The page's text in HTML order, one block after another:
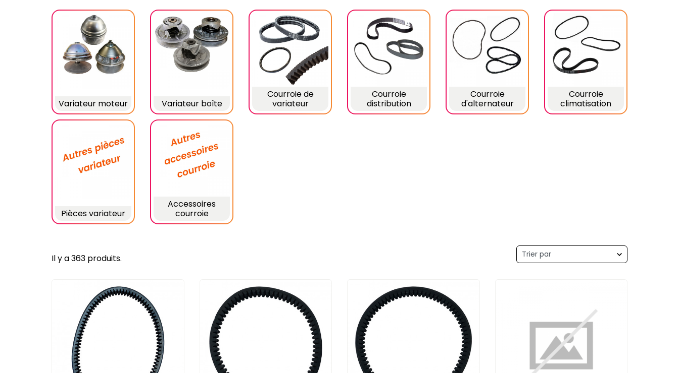
Variateur moteur Variateur boîte
Courroie de
variateur
Courroie
distribution
Courroie
d'alternateur
Courroie
climatisation
Pièces variateur
Accessoires
courroie
Il y a 363 produits.